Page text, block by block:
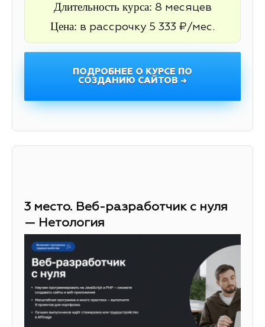
Длительность курса: 8 месяцев
Цена: в рассрочку 5 333 ₽/мес.
ПОДРОБНЕЕ О КУРСЕ ПО
СОЗДАНИЮ САЙТОВ →
3 место. Веб-разработчик с нуля
— Нетология